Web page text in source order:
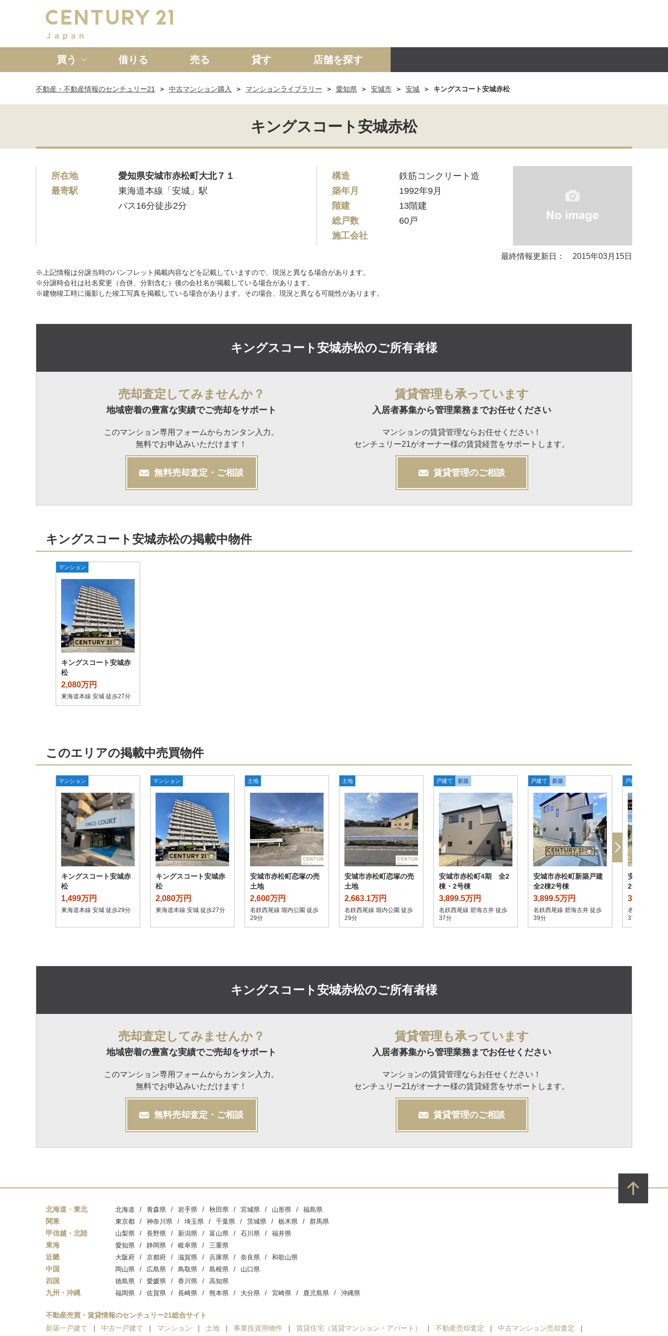
買う
新築一戸建て 中古一戸建て マンション 土地 事業投資用
借りる 売る 貸す 店舗を探す
不動産・不動産情報のセンチュリー21 中古マンション購入 マンションライブラリー 愛知県 安城市 安城 キングスコート安城赤松
キングスコート安城赤松
所在地
愛知県安城市赤松町大北７１
最寄駅
東海道本線「安城」駅
バス16分徒歩2分
構造
鉄筋コンクリート造
築年月
1992年9月
階建
13階建
総戸数
60戸
施工会社
最終情報更新日： 2015年03月15日
※上記情報は分譲当時のパンフレット掲載内容などを記載していますので、現況と異なる場合があります。
※分譲時会社は社名変更（合併、分割含む）後の会社名が掲載している場合があります。
※建物竣工時に撮影した竣工写真を掲載している場合があります。その場合、現況と異なる可能性があります。
キングスコート安城赤松のご所有者様
売却査定してみませんか？
地域密着の豊富な実績でご売却をサポート
このマンション専用フォームからカンタン入力。
無料でお申込みいただけます！
無料売却査定・ご相談
賃貸管理も承っています
入居者募集から管理業務までお任せください
マンションの賃貸管理ならお任せください！
センチュリー21がオーナー様の賃貸経営をサポートします。
賃貸管理のご相談
キングスコート安城赤松の掲載中物件
マンション
キングスコート安城赤
松
2,080万円
東海道本線 安城 徒歩27分
このエリアの掲載中売買物件
マンション
キングスコート安城赤
松
1,499万円
東海道本線 安城 徒歩29分
マンション
キングスコート安城赤
松
2,080万円
東海道本線 安城 徒歩27分
土地
安城市赤松町恋塚の売
土地
2,600万円
名鉄西尾線 堀内公園 徒歩
29分
土地
安城市赤松町恋塚の売
土地
2,663.1万円
名鉄西尾線 堀内公園 徒歩
29分
戸建て 新築
安城市赤松町4期 全2
棟・2号棟
3,899.5万円
名鉄西尾線 碧海古井 徒歩
37分
戸建て 新築
安城市赤松町新築戸建
全2棟2号棟
3,899.5万円
名鉄西尾線 碧海古井 徒歩
39分
戸建て
安城市赤
2号棟 グラ
3,899.5万
名鉄西尾線 碧
37分
キングスコート安城赤松のご所有者様
売却査定してみませんか？
地域密着の豊富な実績でご売却をサポート
このマンション専用フォームからカンタン入力。
無料でお申込みいただけます！
無料売却査定・ご相談
賃貸管理も承っています
入居者募集から管理業務までお任せください
マンションの賃貸管理ならお任せください！
センチュリー21がオーナー様の賃貸経営をサポートします。
賃貸管理のご相談
北海道・東北 北海道 青森県 岩手県 秋田県 宮城県 山形県 福島県
関東 東京都 神奈川県 埼玉県 千葉県 茨城県 栃木県 群馬県
甲信越・北陸 山梨県 長野県 新潟県 富山県 石川県 福井県
東海 愛知県 静岡県 岐阜県 三重県
近畿 大阪府 京都府 滋賀県 兵庫県 奈良県 和歌山県
中国 岡山県 広島県 鳥取県 島根県 山口県
四国 徳島県 愛媛県 香川県 高知県
九州・沖縄 福岡県 佐賀県 長崎県 熊本県 大分県 宮崎県 鹿児島県 沖縄県
不動産売買・賃貸情報のセンチュリー21総合サイト
新築一戸建て
中古一戸建て マンション 土地 事業投資用物件 賃貸住宅（賃貸マンション・アパート） 不動産売却査定 中古マンション売却査定